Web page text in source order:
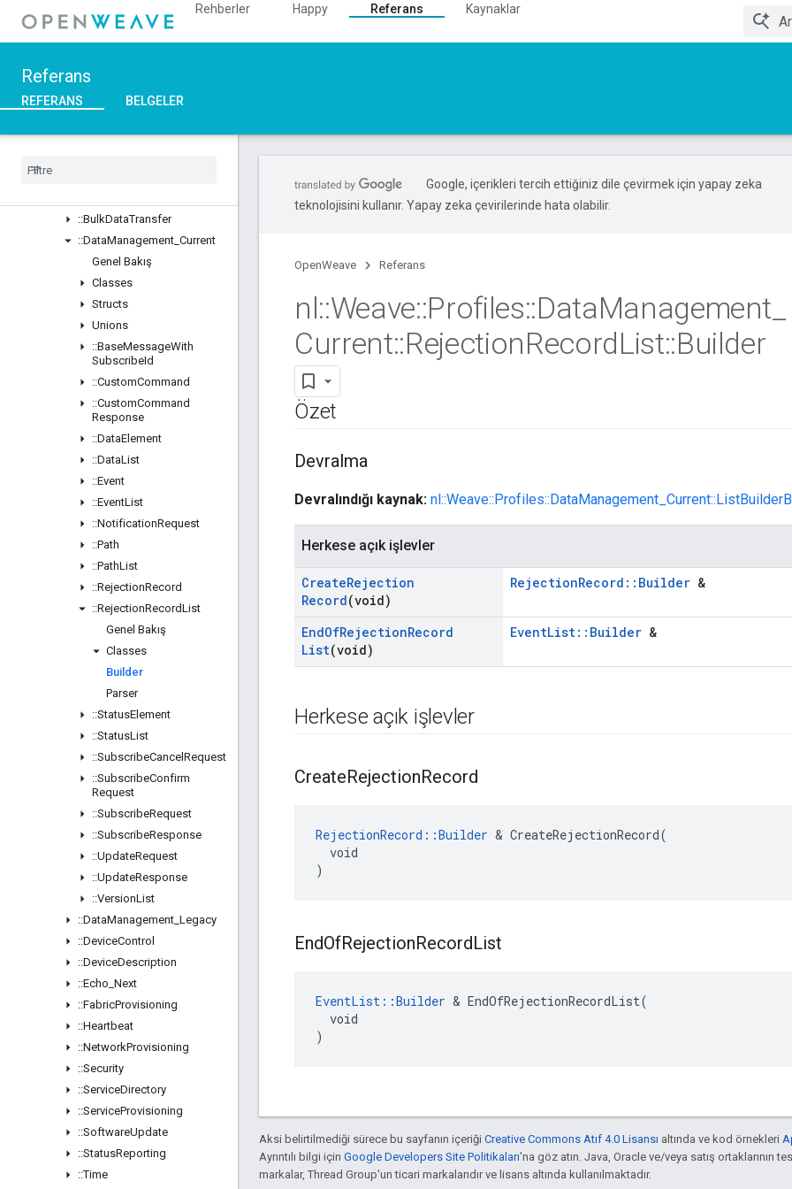
Rehberler Happy Referans Kaynaklar
Referans
REFERANS BELGELER
::ASN1
::DeviceLayer
::Profiles
Genel Bakış
::BulkDataTransfer
::DataManagement Current
Genel Bakış
Classes
Structs
Unions
::BaseMessageWith
SubscribeId
::CustomCommand
::CustomCommand
Response
::DataElement
::DataList
::Event
::EventList
::NotificationRequest
::Path
::PathList
::RejectionRecord
::RejectionRecordList
Genel Bakış
Classes
Builder
Parser
::StatusElement
::StatusList
::SubscribeCancel Request
::SubscribeConfirm
Request
::SubscribeRequest
::SubscribeResponse
::UpdateRequest
::UpdateResponse
::VersionList
::DataManagement Legacy
::DeviceControl
::DeviceDescription
::Echo Next
::FabricProvisioning
::Heartbeat
::NetworkProvisioning
::Security
::ServiceDirectory
::ServiceProvisioning
::SoftwareUpdate
::StatusReporting
::Time
Google, içerikleri tercih ettiğiniz dile çevirmek için yapay zeka
teknolojisini kullanır. Yapay zeka çevirilerinde hata olabilir.
OpenWeave Referans
nl::Weave::Profiles::DataManagement
Current::RejectionRecordList::Builder
Özet
Devralma
Devralındığı kaynak:
Herkese açık işlevler
CreateRejection
Record(void)
RejectionRecord::Builder &
EndOfRejectionRecord
List(void)
EventList::Builder &
Herkese açık işlevler
CreateRejectionRecord
RejectionRecord::Builder & CreateRejectionRecord(
  void
)
EndOfRejectionRecordList
EventList::Builder & EndOfRejectionRecordList(
  void
)
Aksi belirtilmediği sürece bu sayfanın içeriği Creative Commons Atıf 4.0 Lisansı altında ve kod örnekleri
Ayrıntılı bilgi için Google Developers Site Politikaları'na göz atın. Java, Oracle ve/veya satış ortaklarının
markalar, Thread Group'un ticari markalarıdır ve lisans altında kullanılmaktadır.